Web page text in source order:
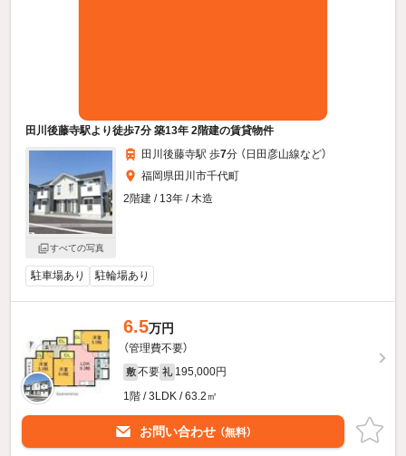
田川後藤寺駅より徒歩7分 築13年 2階建の賃貸物件
すべての写真
田川後藤寺駅 歩7分 （日田彦山線など）
福岡県田川市千代町
2階建 / 13年 / 木造
駐車場あり 駐輪場あり
6.5万円
（管理費不要）
敷 不要 礼 195,000円
1階 / 3LDK / 63.2㎡
お問い合わせ （無料）